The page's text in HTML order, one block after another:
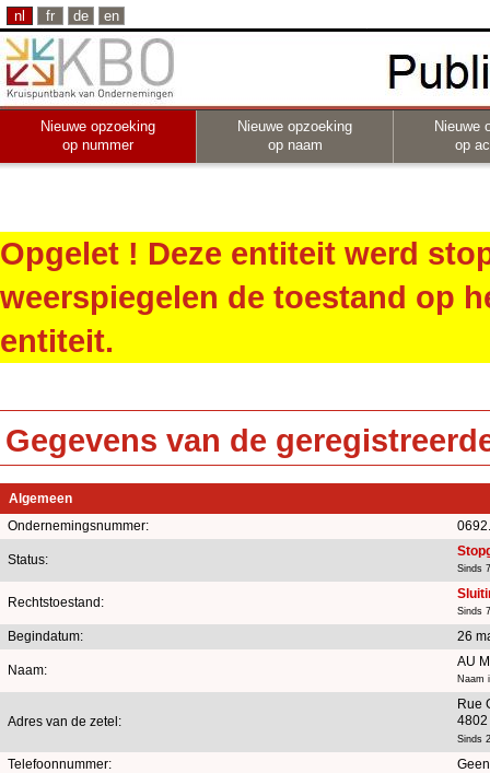
nl fr de en
Nieuwe opzoeking
op nummer
Nieuwe opzoeking
op naam
Nieuwe
op
Opgelet ! Deze entiteit werd
weerspiegelen de toestand op
entiteit.
Gegevens van de
Algemeen
Ondernemingsnummer:
Status:
Sinds
Rechtstoestand:
Sinds
Begindatum: 26
Naam:
AU
Naam
Adres van de zetel:
Rue
4802
Sinds
Telefoonnummer: